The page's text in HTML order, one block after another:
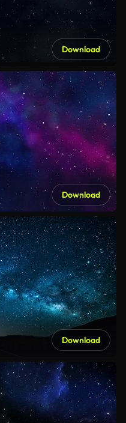
Download
Download
Download